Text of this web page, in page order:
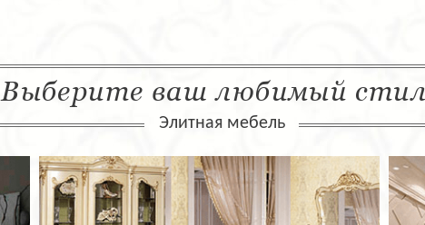
Выберите ваш любимый
Элитная мебель